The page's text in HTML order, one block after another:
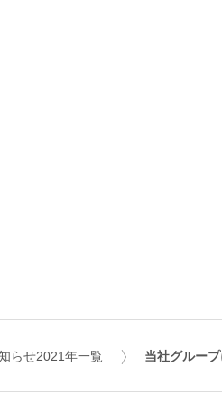
らせ2021年一覧 当社グルー